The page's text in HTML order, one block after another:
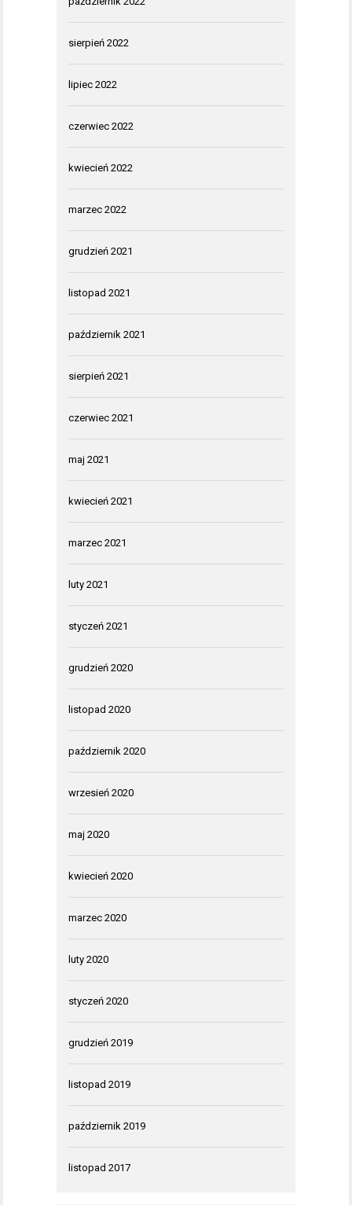
sierpień 2022
lipiec 2022
czerwiec 2022
kwiecień 2022
marzec 2022
grudzień 2021
listopad 2021
październik 2021
sierpień 2021
czerwiec 2021
maj 2021
kwiecień 2021
marzec 2021
luty 2021
styczeń 2021
grudzień 2020
listopad 2020
październik 2020
wrzesień 2020
maj 2020
kwiecień 2020
marzec 2020
luty 2020
styczeń 2020
grudzień 2019
listopad 2019
październik 2019
listopad 2017